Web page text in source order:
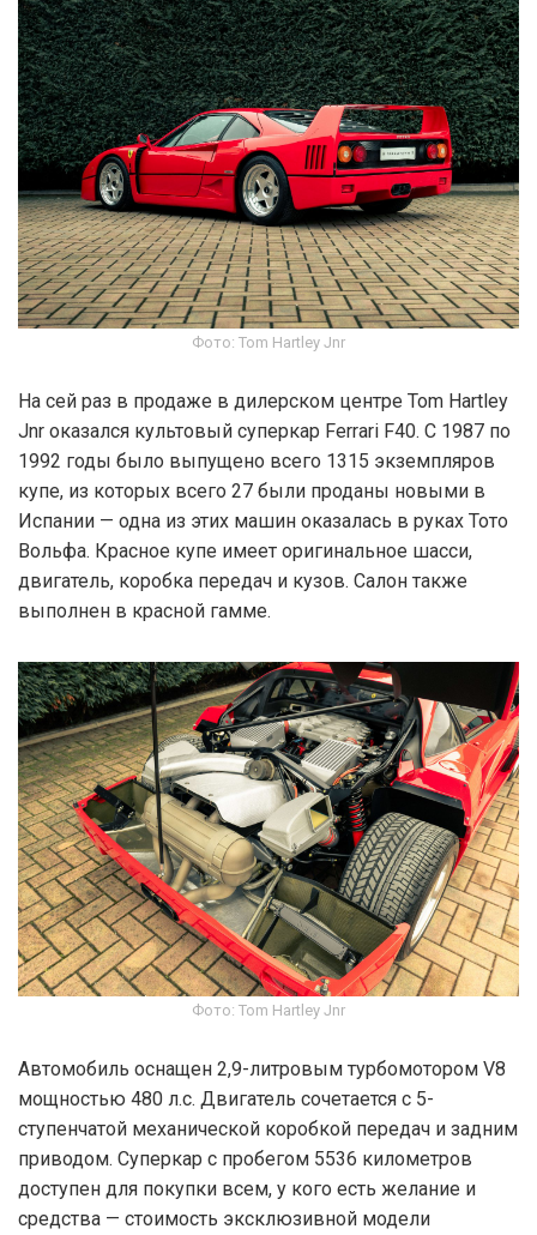
Фото: Tom Hartley Jnr
На сей раз в продаже в дилерском центре Tom Hartley
Jnr оказался культовый суперкар Ferrari F40. С 1987 по
1992 годы было выпущено всего 1315 экземпляров
купе, из которых всего 27 были проданы новыми в
Испании — одна из этих машин оказалась в руках Тото
Вольфа. Красное купе имеет оригинальное шасси,
двигатель, коробка передач и кузов. Салон также
выполнен в красной гамме.
Фото: Tom Hartley Jnr
Автомобиль оснащен 2,9-литровым турбомотором V8
мощностью 480 л.с. Двигатель сочетается с 5-
ступенчатой механической коробкой передач и задним
приводом. Суперкар с пробегом 5536 километров
доступен для покупки всем, у кого есть желание и
средства — стоимость эксклюзивной модели